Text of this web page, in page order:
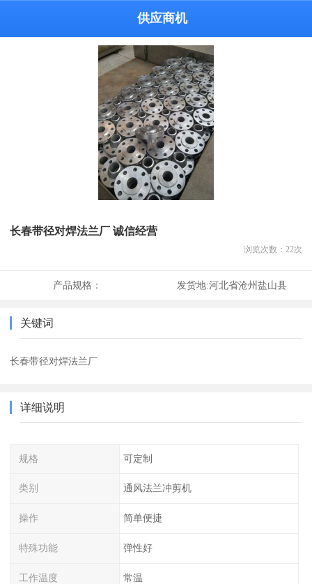
供应商机
长春带径对焊法兰厂 诚信经营
浏览次数： 22次
产品规格： 发货地:河北省沧州盐山县
关键词
长春带径对焊法兰厂
详细说明
规格 可定制
类别 通风法兰冲剪机
操作 简单便捷
特殊功能 弹性好
工作温度 常温